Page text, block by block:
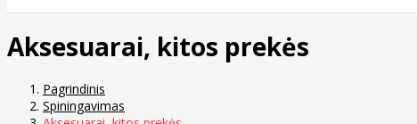
Aksesuarai, kitos prekės
Pagrindinis
Spiningavimas